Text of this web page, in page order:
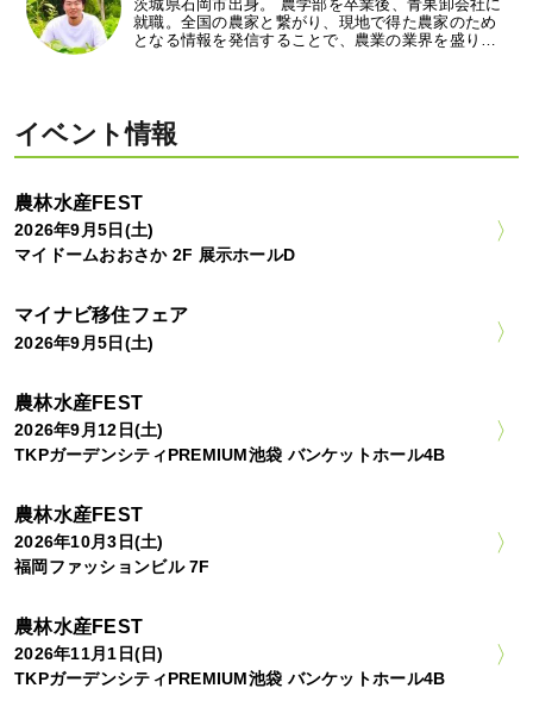
茨城県石岡市出身。 農学部を卒業後、青果卸会社に
就職。全国の農家と繋がり、現地で得た農家のため
となる情報を発信することで、農業の業界を盛り…
イベント情報
農林水産FEST
2026年9月5日(土)
マイドームおおさか 2F 展示ホールD
マイナビ移住フェア
2026年9月5日(土)
農林水産FEST
2026年9月12日(土)
TKPガーデンシティPREMIUM池袋 バンケットホール4B
農林水産FEST
2026年10月3日(土)
福岡ファッションビル 7F
農林水産FEST
2026年11月1日(日)
TKPガーデンシティPREMIUM池袋 バンケットホール4B